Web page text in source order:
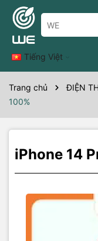
Tiếng Việt
Trang chủ ĐIỆN
100%
iPhone 14
Thông số kỹ
iPhone 14